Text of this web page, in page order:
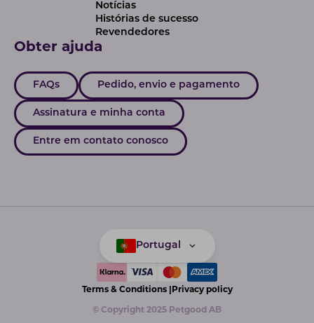
Notícias
Histórias de sucesso
Revendedores
Obter ajuda
FAQs Pedido, envio e pagamento
Assinatura e minha conta
Entre em contato conosco
Portugal
Terms & Conditions |Privacy policy
© Copyright 2025 Petgood AB